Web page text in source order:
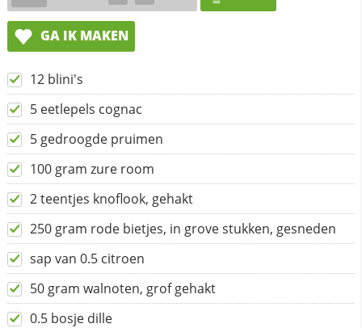
GA IK MAKEN
12 blini's
5 eetlepels cognac
5 gedroogde pruimen
100 gram zure room
2 teentjes knoflook, gehakt
250 gram rode bietjes, in grove stukken, gesneden
sap van 0.5 citroen
50 gram walnoten, grof gehakt
0.5 bosje dille